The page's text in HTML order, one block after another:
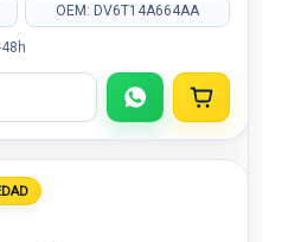
OEM: DV6T14A664AA